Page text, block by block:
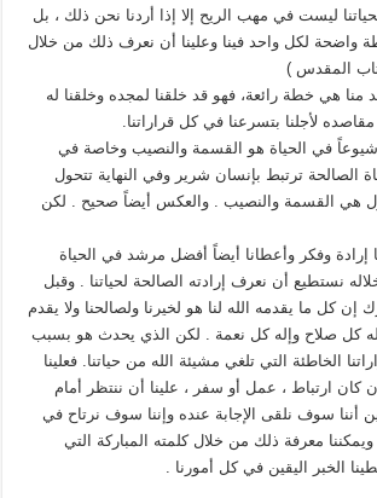
ليست في مهب الريح إلا إذا أردنا نحن ذلك ، بل
واضحة لكل واحد فينا وعلينا أن نعرف ذلك من خلال
المقدس )
منا هي خطة رائعة، فهو قد خلقنا لمجده وخلقنا له
لأجلنا بتسرعنا في كل قراراتنا.
في الحياة هو القسمة والنصيب وخاصة في
الصالحة ترتبط بإنسان شرير وفي النهاية تتحول
هي القسمة والنصيب . والعكس أيضاً صحيح . لكن
إرادة وفكر وأعطانا أيضاً أفضل مرشد في الحياة
نستطيع أن نعرف إرادته الصالحة لحياتنا . وقبل
كل ما يقدمه الله لنا هو لخيرنا ولصالحنا ولا يقدم
كل صلاح وإله كل نعمة . لكن الذي يحدث هو بسبب
الخاطئة التي تلغي مشيئة الله من حياتنا. فعلينا
كان ارتباط ، عمل أو سفر ، علينا أن ننتظر أمام
أننا سوف نلقى الإجابة عنده وإننا سوف نرتاح في
ويمكننا معرفة ذلك من خلال كلمته المباركة التي
الخبر اليقين في كل أمورنا .